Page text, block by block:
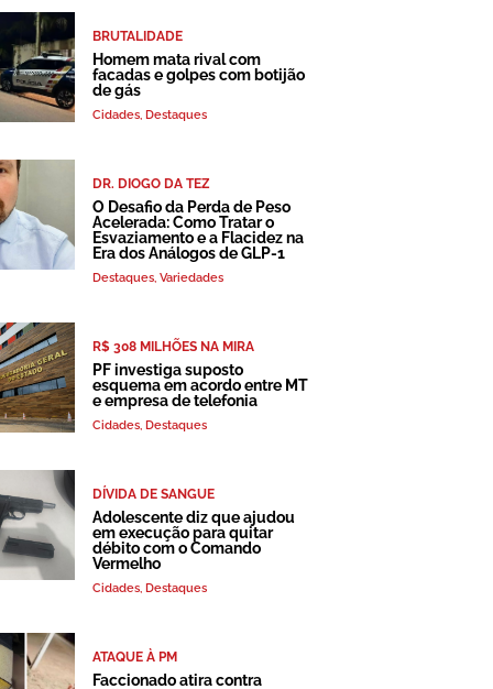
BRUTALIDADE
Homem mata rival com
facadas e golpes com botijão
de gás
Cidades, Destaques
DR. DIOGO DA TEZ
O Desafio da Perda de Peso
Acelerada: Como Tratar o
Esvaziamento e a Flacidez na
Era dos Análogos de GLP-1
Destaques, Variedades
R$ 308 MILHÕES NA MIRA
PF investiga suposto
esquema em acordo entre MT
e empresa de telefonia
Cidades, Destaques
DÍVIDA DE SANGUE
Adolescente diz que ajudou
em execução para quitar
débito com o Comando
Vermelho
Cidades, Destaques
ATAQUE À PM
Faccionado atira contra